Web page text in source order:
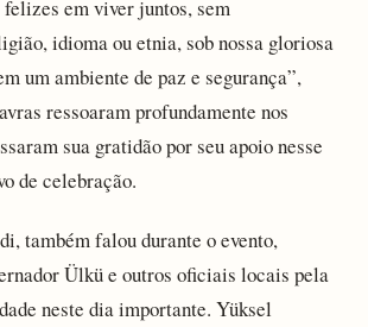
em viver juntos, sem
idioma ou etnia, sob nossa gloriosa
um ambiente de paz e segurança”,
ressoaram profundamente nos
sua gratidão por seu apoio nesse
de celebração.
também falou durante o evento,
Ülkü e outros oficiais locais pela
neste dia importante. Yüksel